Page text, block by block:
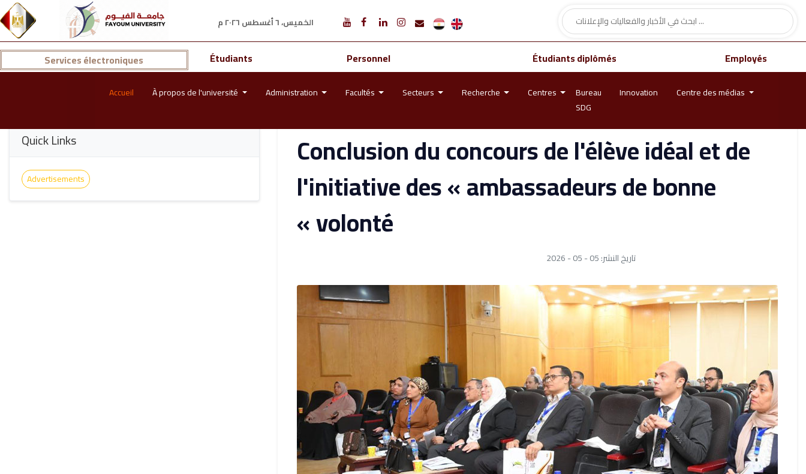
الخميس، ٦ أغسطس ٢٠٢٦ م
Services électroniques Étudiants Personnel Étudiants diplômés Employés
Accueil À propos de l'université Administration Facultés Secteurs Recherche Centres
Bureau
SDG
Innovation Centre des médias
Conclusion du concours de l'élève idéal et de
l'initiative des « ambassadeurs de bonne
volonté »
تاريخ النشر: 05 - 05 - 2026
Quick Links
Advertisements